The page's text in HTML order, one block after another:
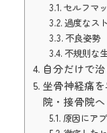
セルフマ
過度なス
不良姿勢
不規則な
自分だけで
坐骨神経痛
院・接骨院へ
原因にア